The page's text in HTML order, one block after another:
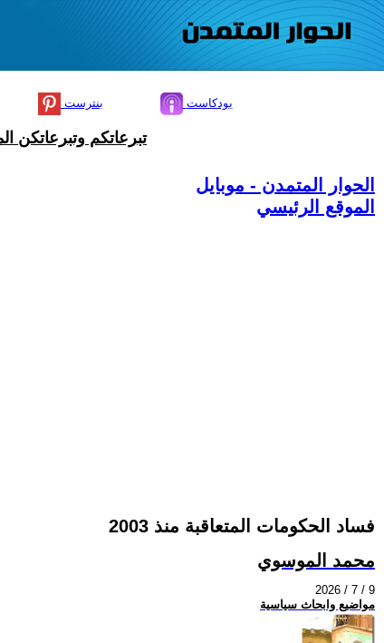
بنترست بودكاست
تبرعاتكم وتبرعاتكن
الحوار المتمدن - موبايل
الموقع الرئيسي
فساد الحكومات المتعاقبة منذ 2003
محمد الموسوي
2026 / 7 / 9
مواضيع وابحاث سياسية